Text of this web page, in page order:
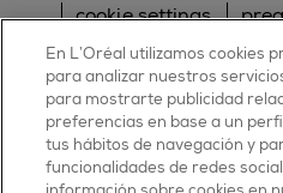
cookie settings
sitemap
política de cookies
facebook
En L’Oréal utilizamos cookies
para analizar nuestros
para mostrarte publicidad
preferencias en base a un
tus hábitos de navegación y
funcionalidades de redes